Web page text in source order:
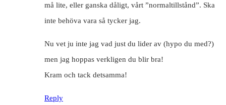
må lite, eller ganska dåligt, vårt ”normaltillstånd”. Ska
inte behöva vara så tycker jag.
Nu vet ju inte jag vad just du lider av (hypo du med?)
men jag hoppas verkligen du blir bra!
Kram och tack detsamma!
Reply